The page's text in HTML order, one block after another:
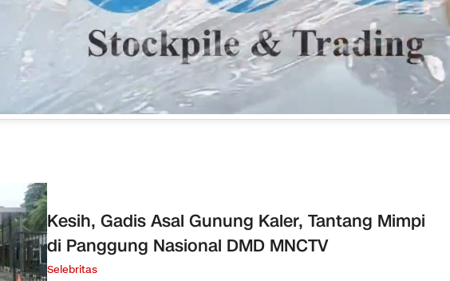
Kesih, Gadis Asal Gunung Kaler, Tantang Mimpi
di Panggung Nasional DMD MNCTV
Selebritas